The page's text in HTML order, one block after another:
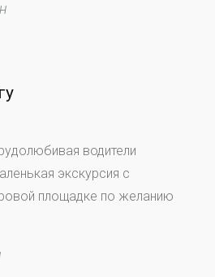
водители
экскурсия с
площадке по желанию